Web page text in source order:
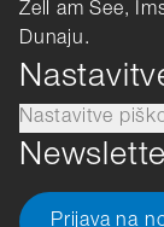
Zell am See,
Dunaju.
Nastavitve
Prijava na